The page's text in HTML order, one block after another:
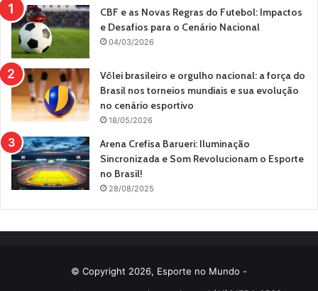
CBF e as Novas Regras do Futebol: Impactos
e Desafios para o Cenário Nacional
04/03/2026
Vôlei brasileiro e orgulho nacional: a força do
Brasil nos torneios mundiais e sua evolução
no cenário esportivo
18/05/2026
Arena Crefisa Barueri: Iluminação
Sincronizada e Som Revolucionam o Esporte
no Brasil!
28/08/2025
© Copyright 2026, Esporte no Mundo -